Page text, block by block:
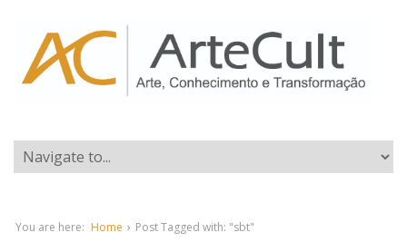
You are here: Home › Post Tagged with: "sbt"